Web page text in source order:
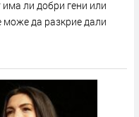
ли добри гени или
може да разкрие дали